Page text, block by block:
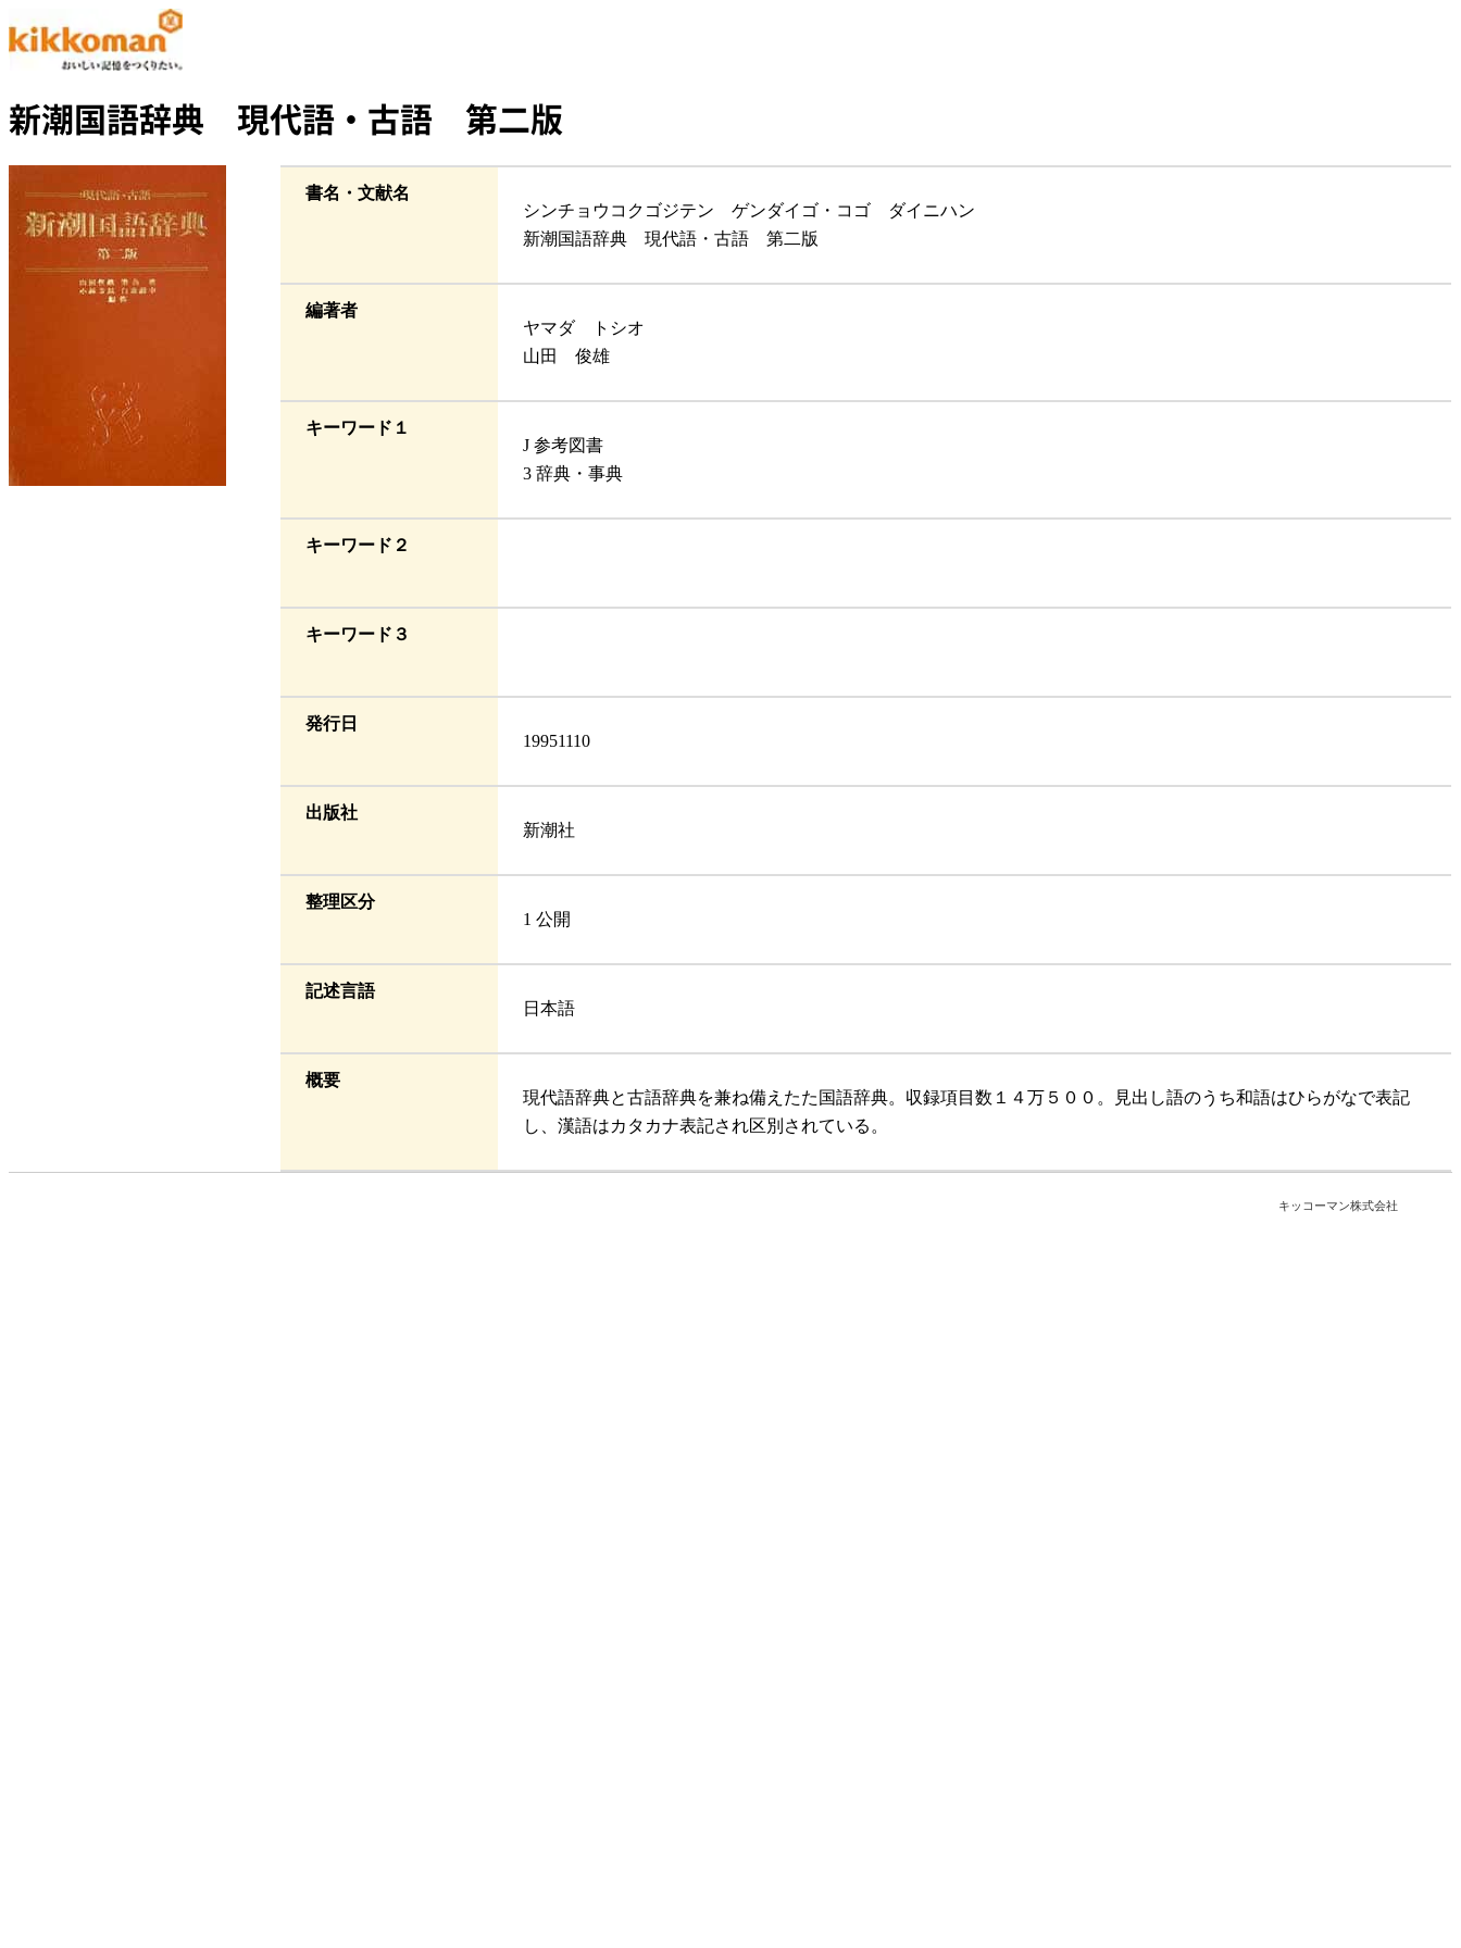
新潮国語辞典 現代語・古語 第二版
書名・文献名
シンチョウコクゴジテン ゲンダイゴ・コゴ ダイニハン
新潮国語辞典 現代語・古語 第二版
編著者
ヤマダ トシオ
山田 俊雄
キーワード１
J 参考図書
3 辞典・事典
キーワード２
キーワード３
発行日
19951110
出版社
新潮社
整理区分
1 公開
記述言語
日本語
概要
現代語辞典と古語辞典を兼ね備えたた国語辞典。収録項目数１４万５００。見出し語のうち和語はひらがなで表記
し、漢語はカタカナ表記され区別されている。
キッコーマン株式会社